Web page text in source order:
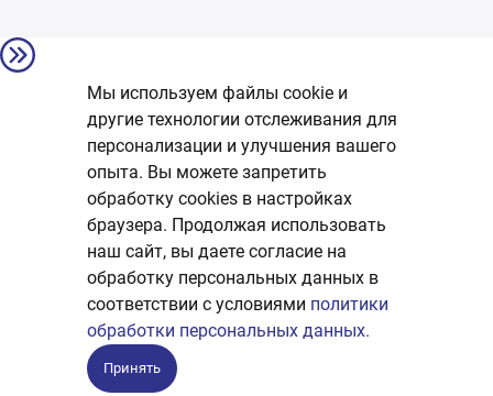
Мы используем файлы cookie и
другие технологии отслеживания для
персонализации и улучшения вашего
опыта. Вы можете запретить
обработку сookies в настройках
браузера. Продолжая использовать
наш сайт, вы даете согласие на
обработку персональных данных в
соответствии с условиями политики
обработки персональных данных.
Принять